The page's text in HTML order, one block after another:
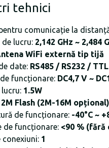
tehnici
comunicație la
de lucru: 2,142 GHz ~ 2,484
WiFi externă tip tijă
date: RS485 / RS232 / TTL
funcționare: DC4,7 V ~
lucru: 1.5W
2M Flash (2M-16M opțional)
de funcționare: -40°C ~
de funcționare: <90 % (fără
conexiuni: 1